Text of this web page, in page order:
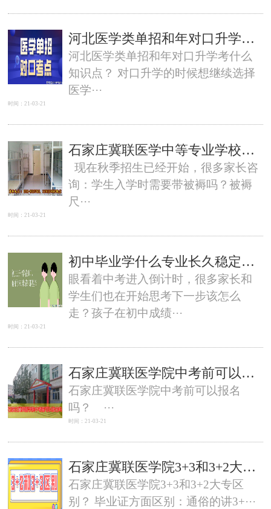
河北医学类单招和年对口升学考什么知识点？
河北医学类单招和年对口升学考什么
知识点？ 对口升学的时候想继续选择
医学···
时间：21-03-21
石家庄冀联医学中等专业学校开学用带被辱吗？
现在秋季招生已经开始，很多家长咨
询：学生入学时需要带被褥吗？被褥
尺···
时间：21-03-21
初中毕业学什么专业长久稳定呢？
眼看着中考进入倒计时，很多家长和
学生们也在开始思考下一步该怎么
走？孩子在初中成绩···
时间：21-03-21
石家庄冀联医学院中考前可以报名吗？
石家庄冀联医学院中考前可以报名
吗？ ···
时间：21-03-21
石家庄冀联医学院3+3和3+2大专区别？
石家庄冀联医学院3+3和3+2大专区
别？ 毕业证方面区别：通俗的讲3+···